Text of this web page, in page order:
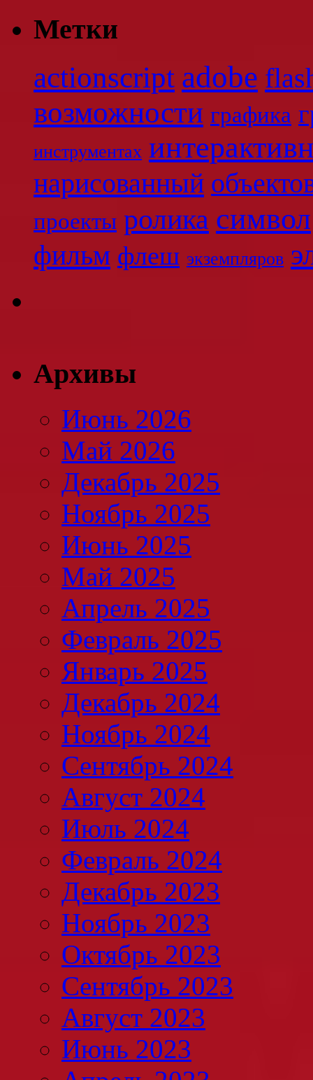
Метки
actionscript adobe
возможности графика
инструментах
нарисованный
проекты ролика символ
фильм флеш экземпляров
Архивы
Июнь 2026
Май 2026
Декабрь 2025
Ноябрь 2025
Июнь 2025
Май 2025
Апрель 2025
Февраль 2025
Январь 2025
Декабрь 2024
Ноябрь 2024
Сентябрь 2024
Август 2024
Июль 2024
Февраль 2024
Декабрь 2023
Ноябрь 2023
Октябрь 2023
Сентябрь 2023
Август 2023
Июнь 2023